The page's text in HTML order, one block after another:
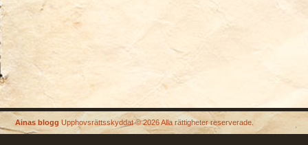
Ainas blogg Upphovsrättsskyddat © 2026 Alla rättigheter reserverade.